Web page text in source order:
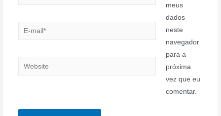
E-
Website
meus
dados
neste
navegador
para a
próxima
vez que eu
comentar.